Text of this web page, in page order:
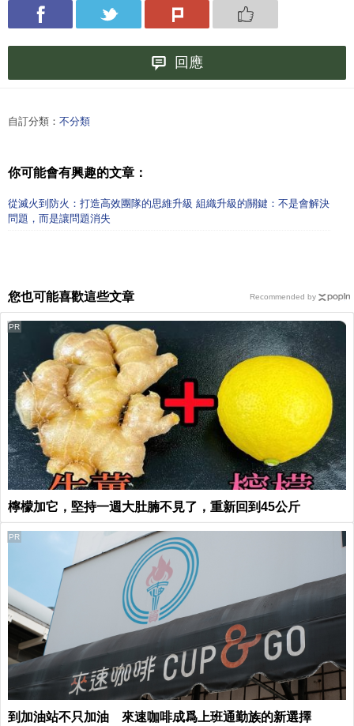
回應
自訂分類： 不分類
你可能會有興趣的文章：
從滅火到防火：打造高效團隊的思維升級 組織升級的關鍵：不是會解決
問題，而是讓問題消失
您也可能喜歡這些文章
檸檬加它，堅持一週大肚腩不見了，重新回到45公斤
PR
到加油站不只加油 來速咖啡成爲上班通勤族的新選擇
PR
Recommended by